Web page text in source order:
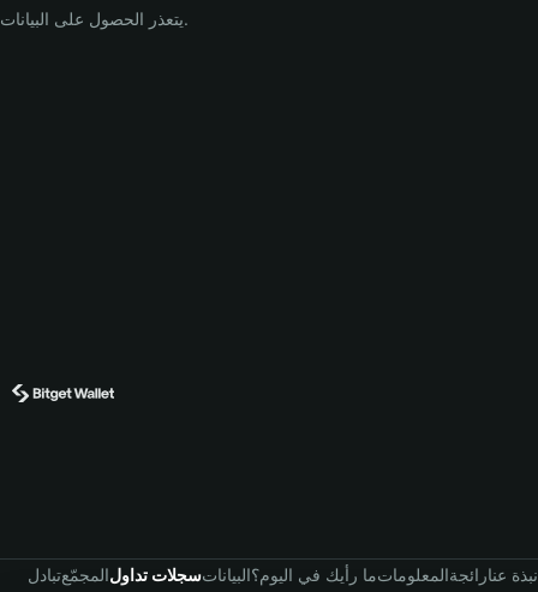
Português (Brasil)
يتعذر الحصول على البيانات.
تبادلالمجمّعسجلات تداولالبياناتما رأيك في اليوم؟المعلوماترائجةنبذة عنا